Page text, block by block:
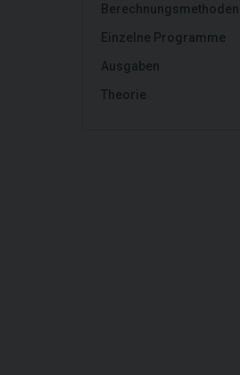
Berechnungsmethoden
Einzelne Programme
Ausgaben
Theorie